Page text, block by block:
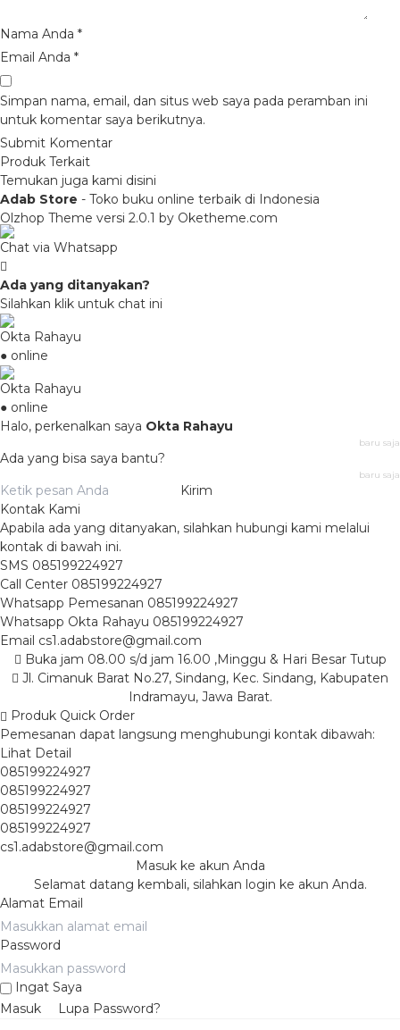
Nama Anda *
Email Anda *
Simpan nama, email, dan situs web saya pada peramban ini
untuk komentar saya berikutnya.
Produk Terkait
Temukan juga kami disini
Adab Store - Toko buku online terbaik di Indonesia
Olzhop Theme versi 2.0.1 by Oketheme.com
Chat via Whatsapp
Ada yang ditanyakan?
Silahkan klik untuk chat ini
Okta Rahayu
● online
Okta Rahayu
● online
Halo, perkenalkan saya Okta Rahayu
baru saja
Ada yang bisa saya bantu?
baru saja
Kirim
Kontak Kami
Apabila ada yang ditanyakan, silahkan hubungi kami melalui
kontak di bawah ini.
SMS 085199224927
Call Center 085199224927
Whatsapp Pemesanan 085199224927
Whatsapp Okta Rahayu 085199224927
Email cs1.adabstore@gmail.com
Buka jam 08.00 s/d jam 16.00 ,Minggu & Hari Besar Tutup
Jl. Cimanuk Barat No.27, Sindang, Kec. Sindang, Kabupaten
Indramayu, Jawa Barat.
Produk Quick Order
Pemesanan dapat langsung menghubungi kontak dibawah:
Lihat Detail
085199224927
085199224927
085199224927
085199224927
cs1.adabstore@gmail.com
Masuk ke akun Anda
Selamat datang kembali, silahkan login ke akun Anda.
Alamat Email
Password
Ingat Saya
Masuk
Lupa Password?